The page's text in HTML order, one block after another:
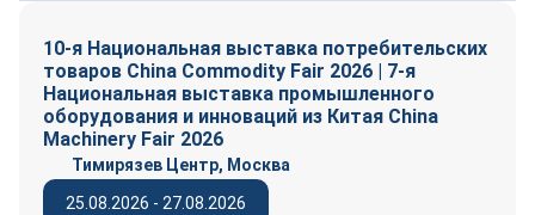
10-я Национальная выставка потребительских
товаров China Commodity Fair 2026 | 7-я
Национальная выставка промышленного
оборудования и инноваций из Китая China
Machinery Fair 2026
25.08.2026 - 27.08.2026
Тимирязев Центр, Москва